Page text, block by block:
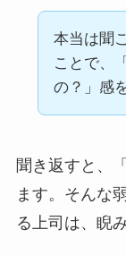
本当は聞
ことで、
の？」感
聞き返すと、
ます。そんな
る上司は、睨